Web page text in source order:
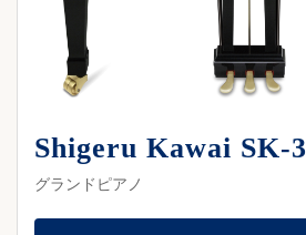
Shigeru Kawai SK-3
グランドピアノ